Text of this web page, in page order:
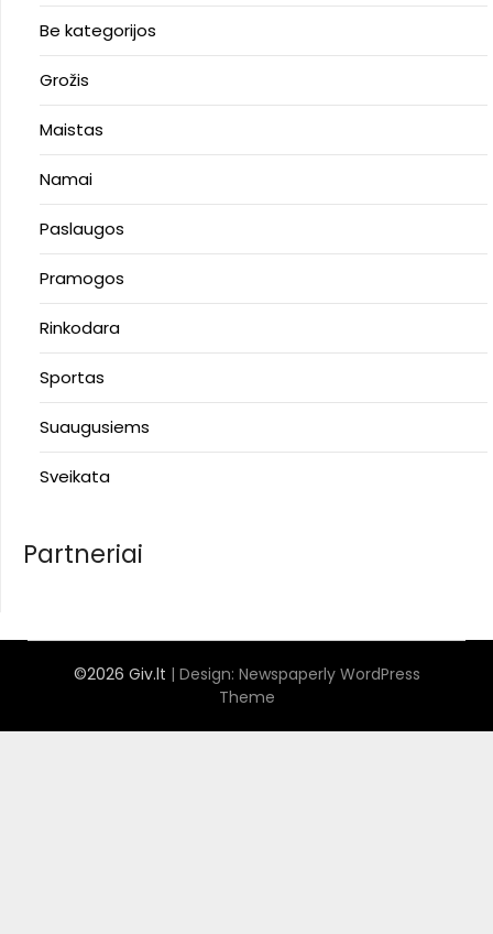
Be kategorijos
Grožis
Maistas
Namai
Paslaugos
Pramogos
Rinkodara
Sportas
Suaugusiems
Sveikata
Partneriai
©2026 Giv.lt | Design: Newspaperly WordPress
Theme